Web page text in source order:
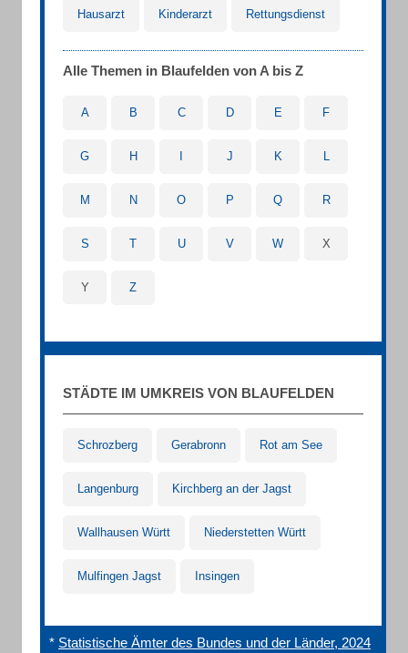
Hausarzt Kinderarzt Rettungsdienst
Alle Themen in Blaufelden von A bis Z
A B C D E F
G H J K L
M N O P Q R
S T U V W X
Y Z
STÄDTE IM UMKREIS VON BLAUFELDEN
Schrozberg Gerabronn Rot am See
Langenburg Kirchberg an der Jagst
Wallhausen Württ Niederstetten Württ
Mulfingen Jagst Insingen
* Statistische Ämter des Bundes und der Länder, 2024